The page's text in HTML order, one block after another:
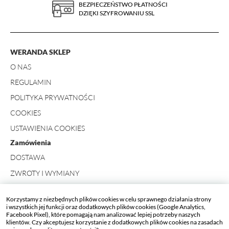
Korzystamy z niezbędnych plików cookies w celu sprawnego działania strony
i wszystkich jej funkcji oraz dodatkowych plików cookies (Google Analytics,
Facebook Pixel), które pomagają nam analizować lepiej potrzeby naszych
klientów. Czy akceptujesz korzystanie z dodatkowych plików cookies na zasadach
BEZPIECZEŃSTWO PŁATNOŚCI
DZIĘKI SZYFROWANIU SSL
WERANDA SKLEP
O NAS
REGULAMIN
POLITYKA PRYWATNOŚCI
COOKIES
USTAWIENIA COOKIES
Zamówienia
DOSTAWA
ZWROTY I WYMIANY
Kontakt
+ 48 734 423 498